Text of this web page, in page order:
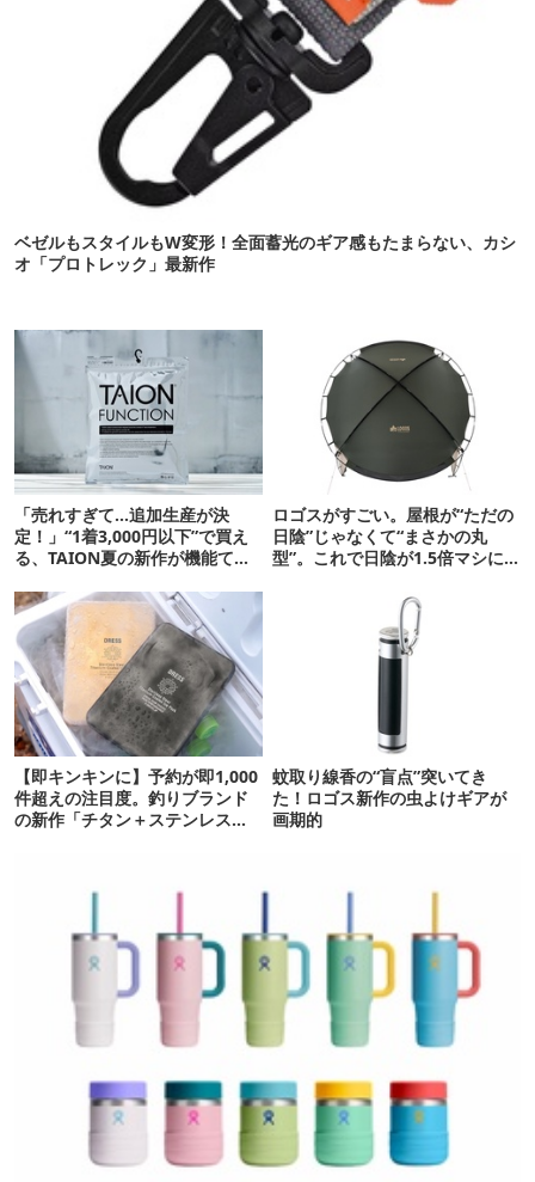
ベゼルもスタイルもW変形！全面蓄光のギア感もたまらない、カシ
オ「プロトレック」最新作
「売れすぎて…追加生産が決
定！」“1着3,000円以下”で買え
る、TAION夏の新作が機能てん
ロゴスがすごい。屋根が“ただの
日陰”じゃなくて“まさかの丸
型”。これで日陰が1.5倍マシに
【即キンキンに】予約が即1,000
件超えの注目度。釣りブランド
の新作「チタン＋ステンレスの
蚊取り線香の“盲点”突いてき
た！ロゴス新作の虫よけギアが
画期的